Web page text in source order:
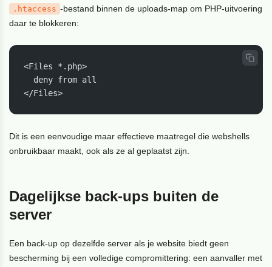
.htaccess -bestand binnen de uploads-map om PHP-uitvoering
daar te blokkeren:
<Files *.php>
  deny from all
</Files>
Dit is een eenvoudige maar effectieve maatregel die webshells
onbruikbaar maakt, ook als ze al geplaatst zijn.
Dagelijkse back-ups buiten de
server
Een back-up op dezelfde server als je website biedt geen
bescherming bij een volledige compromittering: een aanvaller met